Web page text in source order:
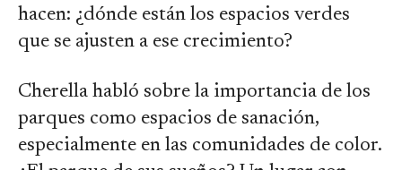
hacen: ¿dónde están los espacios verdes
que se ajusten a ese crecimiento?
Cherella habló sobre la importancia de los
parques como espacios de sanación,
especialmente en las comunidades de color.